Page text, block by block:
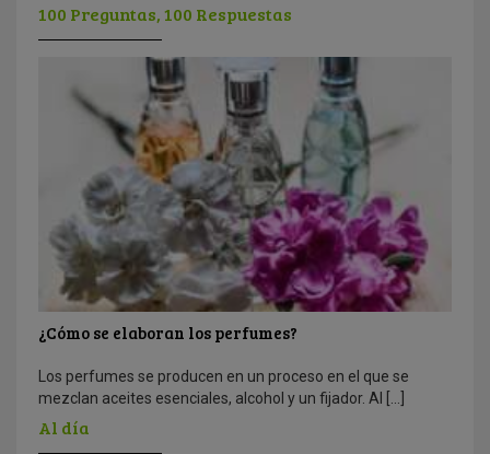
100 Preguntas, 100 Respuestas
¿Cómo se elaboran los perfumes?
Los perfumes se producen en un proceso en el que se
mezclan aceites esenciales, alcohol y un fijador. Al […]
Al día